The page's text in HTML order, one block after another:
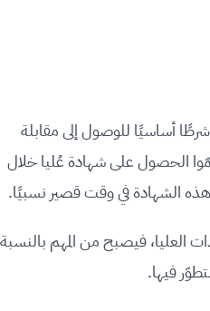
أساسيًا للوصول إلى مقابلة
الحصول على شهادة عُليا خلال
هذه الشهادة في وقت قصير نسبيًا.
العليا، فيصبح من المهم بالنسبة
فيها.